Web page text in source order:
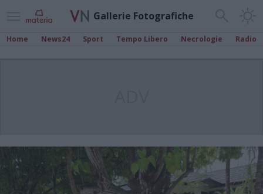
Gallerie Fotografiche
Home News24 Sport Tempo Libero Necrologie Radio